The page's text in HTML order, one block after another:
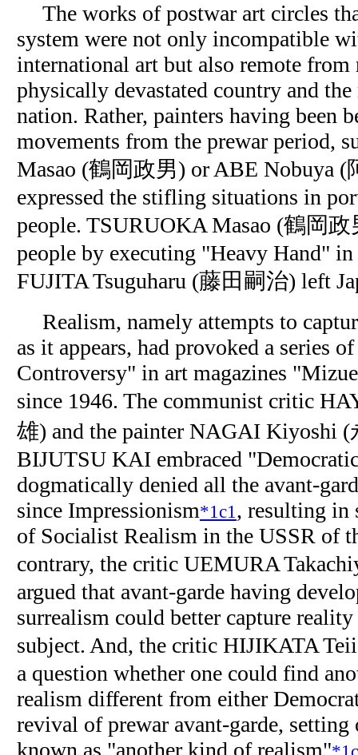
The works of postwar art circles
system were not only incompatible
international art but also remote
physically devastated country and
nation. Rather, painters having been
movements from the prewar period,
Masao (鶴岡政男) or ABE Nobuya
expressed the stifling situations in
people. TSURUOKA Masao (鶴岡政
people by executing "Heavy Hand" in
FUJITA Tsuguharu (藤田嗣治) left
Realism, namely attempts to
as it appears, had provoked a series
Controversy" in art magazines
since 1946. The communist critic
雄) and the painter NAGAI Kiyoshi
BIJUTSU KAI embraced
dogmatically denied all the avant-
since Impressionism*1c1, resulting in
of Socialist Realism in the USSR of
contrary, the critic UEMURA
argued that avant-garde having
surrealism could better capture
subject. And, the critic HIJIKATA
a question whether one could find
realism different from either
revival of prewar avant-garde, setting
known as "another kind of realism"